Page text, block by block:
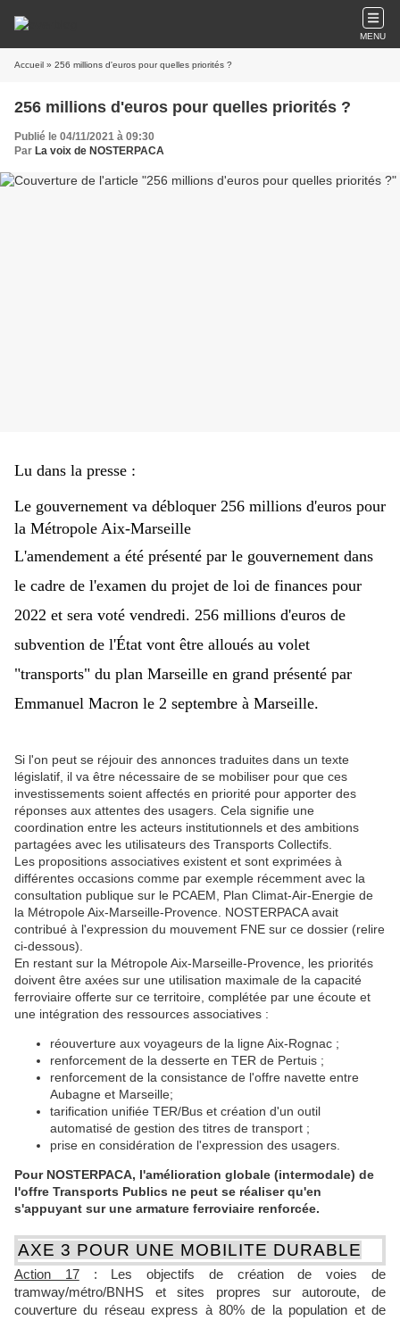
MENU
Accueil » 256 millions d'euros pour quelles priorités ?
256 millions d'euros pour quelles priorités ?
Publié le 04/11/2021 à 09:30
Par La voix de NOSTERPACA
Lu dans la presse :
Le gouvernement va débloquer 256 millions d'euros pour
la Métropole Aix-Marseille
L'amendement a été présenté par le gouvernement dans
le cadre de l'examen du projet de loi de finances pour
2022 et sera voté vendredi. 256 millions d'euros de
subvention de l'État vont être alloués au volet
"transports" du plan Marseille en grand présenté par
Emmanuel Macron le 2 septembre à Marseille.
Si l'on peut se réjouir des annonces traduites dans un texte
législatif, il va être nécessaire de se mobiliser pour que ces
investissements soient affectés en priorité pour apporter des
réponses aux attentes des usagers. Cela signifie une
coordination entre les acteurs institutionnels et des ambitions
partagées avec les utilisateurs des Transports Collectifs.
Les propositions associatives existent et sont exprimées à
différentes occasions comme par exemple récemment avec la
consultation publique sur le PCAEM, Plan Climat-Air-Energie de
la Métropole Aix-Marseille-Provence. NOSTERPACA avait
contribué à l'expression du mouvement FNE sur ce dossier (relire
ci-dessous).
En restant sur la Métropole Aix-Marseille-Provence, les priorités
doivent être axées sur une utilisation maximale de la capacité
ferroviaire offerte sur ce territoire, complétée par une écoute et
une intégration des ressources associatives :
réouverture aux voyageurs de la ligne Aix-Rognac ;
renforcement de la desserte en TER de Pertuis ;
renforcement de la consistance de l'offre navette entre
Aubagne et Marseille;
tarification unifiée TER/Bus et création d'un outil
automatisé de gestion des titres de transport ;
prise en considération de l'expression des usagers.
Pour NOSTERPACA, l'amélioration globale (intermodale) de
l'offre Transports Publics ne peut se réaliser qu'en
s'appuyant sur une armature ferroviaire renforcée.
AXE 3 POUR UNE MOBILITE DURABLE
Action 17: Les objectifs de création de voies de
tramway/métro/BNHS et sites propres sur autoroute, de
couverture du réseau express à 80% de la population et de